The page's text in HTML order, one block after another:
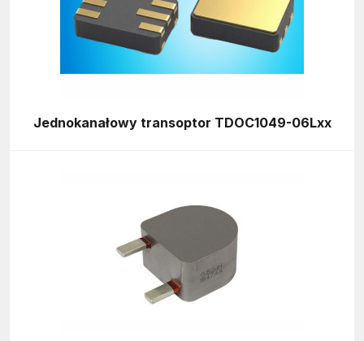
Jednokanałowy transoptor TDOC1049-06Lxx